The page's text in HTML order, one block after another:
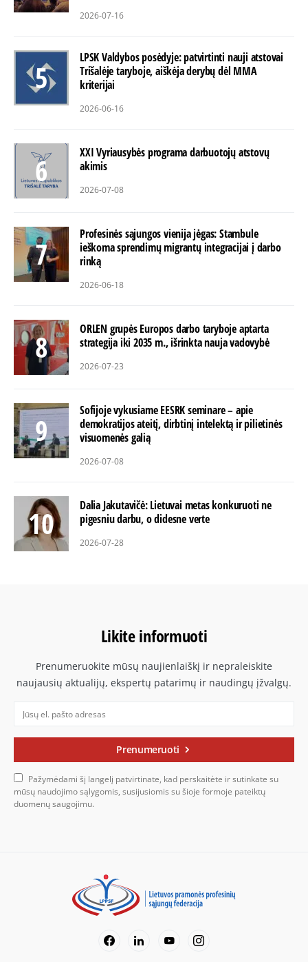
2026-07-16
LPSK Valdybos posėdyje: patvirtinti nauji atstovai
Trišalėje taryboje, aiškėja derybų dėl MMA
kriterijai
2026-06-16
XXI Vyriausybės programa darbuotojų atstovų
akimis
2026-07-08
Profesinės sąjungos vienija jėgas: Stambule
ieškoma sprendimų migrantų integracijai į darbo
rinką
2026-06-18
ORLEN grupės Europos darbo taryboje aptarta
strategija iki 2035 m., išrinkta nauja vadovybė
2026-07-23
Sofijoje vykusiame EESRK seminare – apie
demokratijos ateitį, dirbtinį intelektą ir pilietinės
visuomenės galią
2026-07-08
Dalia Jakutavičė: Lietuvai metas konkuruoti ne
pigesniu darbu, o didesne verte
2026-07-28
Likite informuoti
Prenumeruokite mūsų naujienlaiškį ir nepraleiskite
naujausių aktualijų, ekspertų patarimų ir naudingų įžvalgų.
Prenumeruoti
Pažymėdami šį langelį patvirtinate, kad perskaitėte ir sutinkate su
mūsų naudojimo sąlygomis, susijusiomis su šioje formoje pateiktų
duomenų saugojimu.